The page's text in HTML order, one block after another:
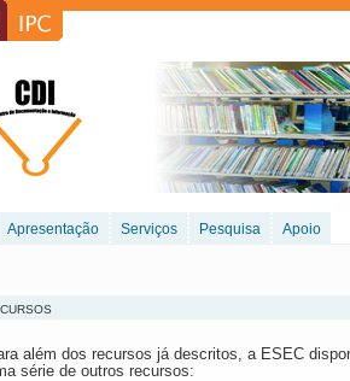
Apresentação Serviços Pesquisa Apoio
além dos recursos já descritos, a ESEC
série de outros recursos: